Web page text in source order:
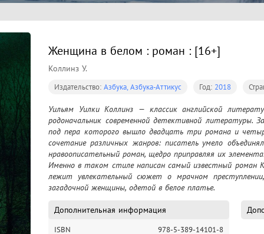
Женщина в белом : роман : [16+]
Коллинз У.
Издательство: Азбука, Азбука-Аттикус Год: 2018
Уильям Уилки Коллинз — классик английской
родоначальник современной детективной литературы.
под пера которого вышло двадцать три романа и
сочетание различных жанров: писатель умело
нравоописательный роман, щедро приправляя их
Именно в таком стиле написан самый известный роман
лежит увлекательный сюжет о мрачном
загадочной женщины, одетой в белое платье.
Дополнительная информация
ISBN
978-5-389-14101-8